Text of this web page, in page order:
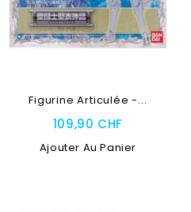
Figurine Articulée -...
109,90 CHF
Ajouter Au Panier